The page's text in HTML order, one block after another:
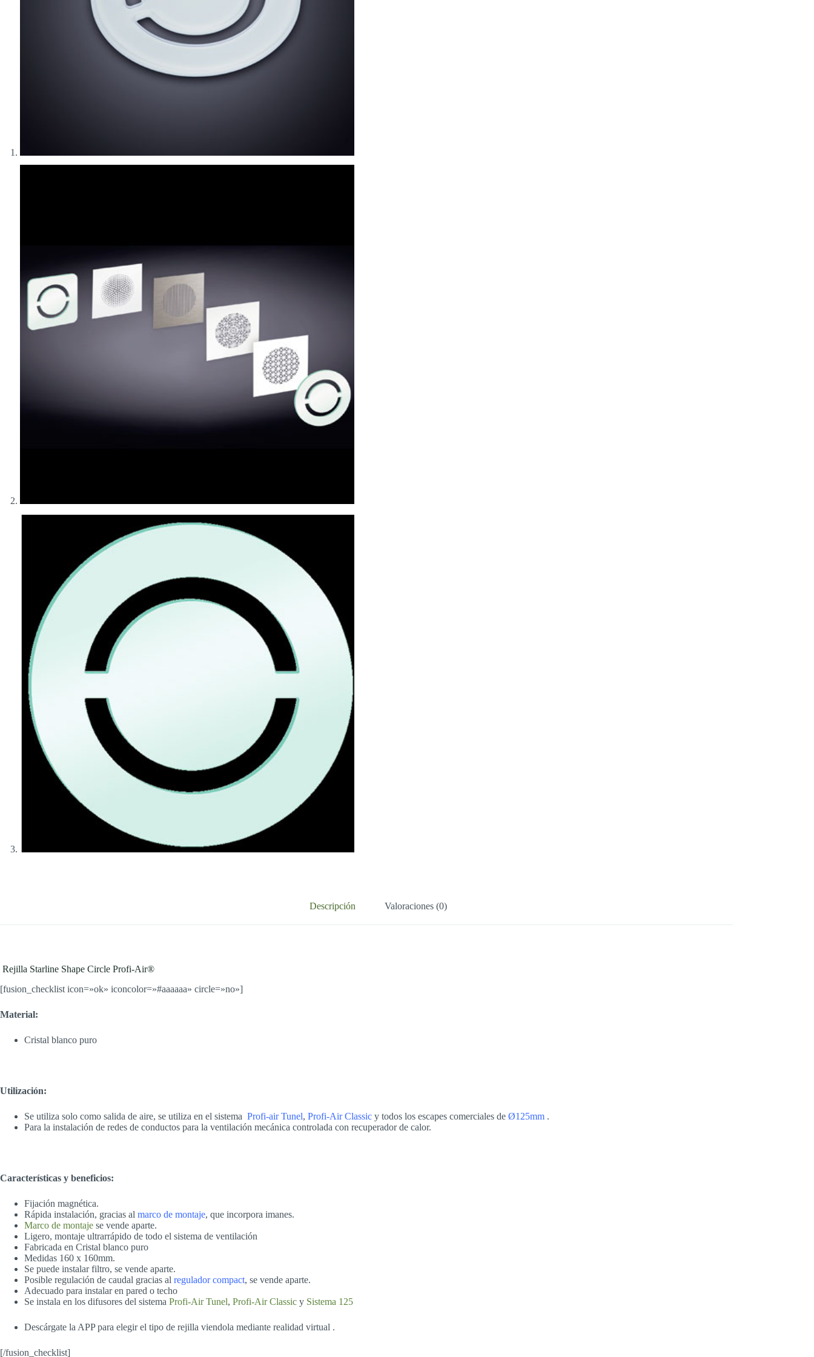
Descripción Valoraciones (0)
Rejilla Starline Shape Circle Profi-Air®
[fusion_checklist icon=»ok» iconcolor=»#aaaaaa» circle=»no»]
Material:
Cristal blanco puro
Utilización:
Se utiliza solo como salida de aire, se utiliza en el sistema Profi-air Tunel, Profi-Air Classic y todos los escapes comerciales de Ø125mm .
Para la instalación de redes de conductos para la ventilación mecánica controlada con recuperador de calor.
Características y beneficios:
Fijación magnética.
Rápida instalación, gracias al marco de montaje, que incorpora imanes.
Marco de montaje se vende aparte.
Ligero, montaje ultrarrápido de todo el sistema de ventilación
Fabricada en Cristal blanco puro
Medidas 160 x 160mm.
Se puede instalar filtro, se vende aparte.
Posible regulación de caudal gracias al regulador compact, se vende aparte.
Adecuado para instalar en pared o techo
Se instala en los difusores del sistema Profi-Air Tunel, Profi-Air Classic y Sistema 125
Descárgate la APP para elegir el tipo de rejilla viendola mediante realidad virtual .
[/fusion_checklist]